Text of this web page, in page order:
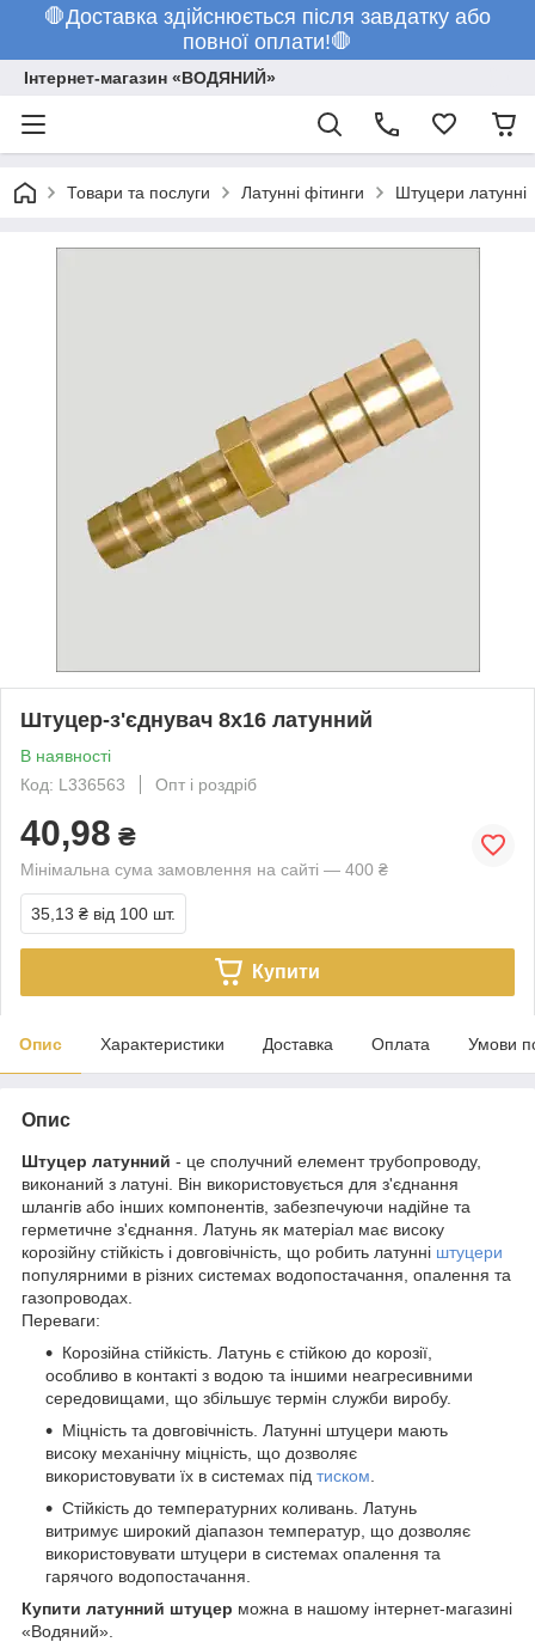
🛑Доставка здійснюється після завдатку або
повної оплати!🛑
Інтернет-магазин «ВОДЯНИЙ»
Товари та послуги Латунні фітинги Штуцери латунні
Штуцер-з'єднувач 8х16 латунний
В наявності
Код: L336563
Опт і роздріб
40,98 ₴
Мінімальна сума замовлення на сайті — 400 ₴
35,13 ₴ від 100 шт.
Купити
Опис Характеристики Доставка Оплата Умови
Опис
Штуцер латунний - це сполучний елемент трубопроводу,
виконаний з латуні. Він використовується для з'єднання
шлангів або інших компонентів, забезпечуючи надійне та
герметичне з'єднання. Латунь як матеріал має високу
корозійну стійкість і довговічність, що робить латунні штуцери
популярними в різних системах водопостачання, опалення та
газопроводах.
Переваги:
Корозійна стійкість. Латунь є стійкою до корозії,
особливо в контакті з водою та іншими неагресивними
середовищами, що збільшує термін служби виробу.
Міцність та довговічність. Латунні штуцери мають
високу механічну міцність, що дозволяє
використовувати їх в системах під тиском
Стійкість до температурних коливань. Латунь
витримує широкий діапазон температур, що дозволяє
використовувати штуцери в системах опалення та
гарячого водопостачання.
Купити латунний штуцер можна в нашому інтернет-магазині
«Водяний».